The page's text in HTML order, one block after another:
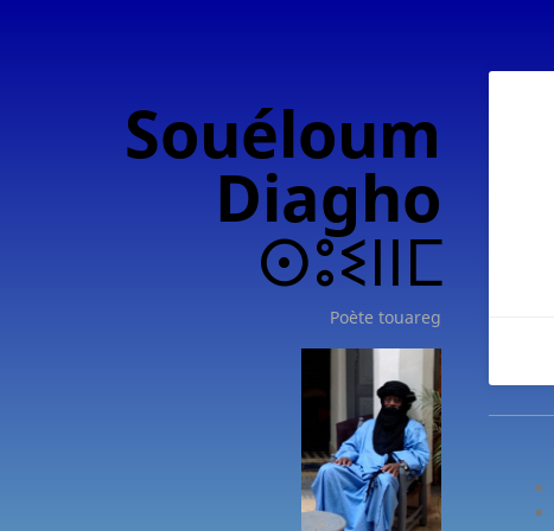
Souéloum
Diagho
ⵙⵓⵉⵏⵏⵎ
Poète touareg